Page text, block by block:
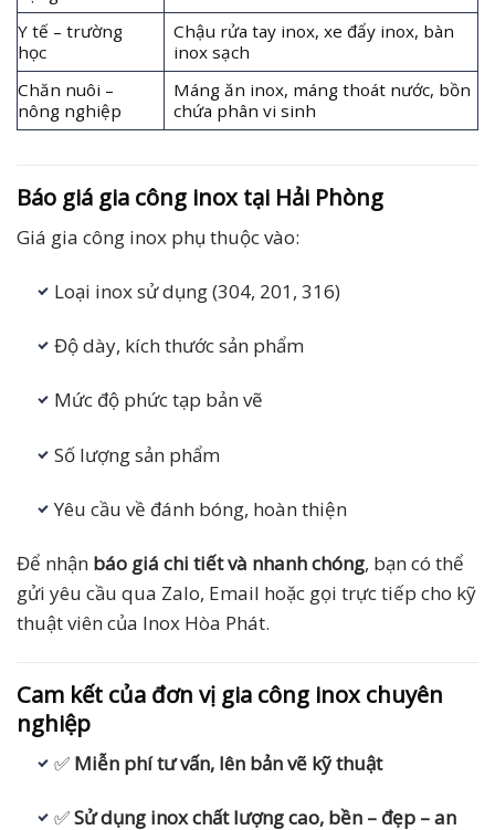
Y tế – trường
học
Chậu rửa tay inox, xe đẩy inox, bàn
inox sạch
Chăn nuôi –
nông nghiệp
Máng ăn inox, máng thoát nước, bồn
chứa phân vi sinh
Báo giá gia công inox tại Hải Phòng
Giá gia công inox phụ thuộc vào:
Loại inox sử dụng (304, 201, 316)
Độ dày, kích thước sản phẩm
Mức độ phức tạp bản vẽ
Số lượng sản phẩm
Yêu cầu về đánh bóng, hoàn thiện
Để nhận báo giá chi tiết và nhanh chóng, bạn có thể
gửi yêu cầu qua Zalo, Email hoặc gọi trực tiếp cho kỹ
thuật viên của Inox Hòa Phát.
Cam kết của đơn vị gia công inox chuyên
nghiệp
✅ Miễn phí tư vấn, lên bản vẽ kỹ thuật
✅Sử dụng inox chất lượng cao, bền – đẹp – an